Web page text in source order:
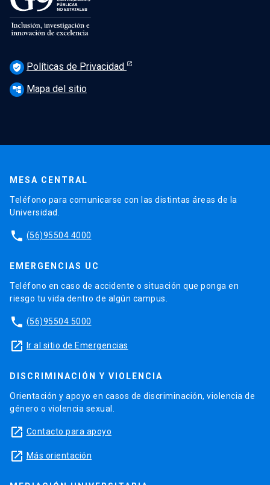
verified_user Políticas de Privacidad
account_tree Mapa del sitio
MESA CENTRAL
Teléfono para comunicarse con las distintas áreas de la
Universidad.
phone (56)95504 4000
EMERGENCIAS UC
Teléfono en caso de accidente o situación que ponga en
riesgo tu vida dentro de algún campus.
phone (56)95504 5000
launch Ir al sitio de Emergencias
DISCRIMINACIÓN Y VIOLENCIA
Orientación y apoyo en casos de discriminación, violencia de
género o violencia sexual.
launch Contacto para apoyo
launch Más orientación